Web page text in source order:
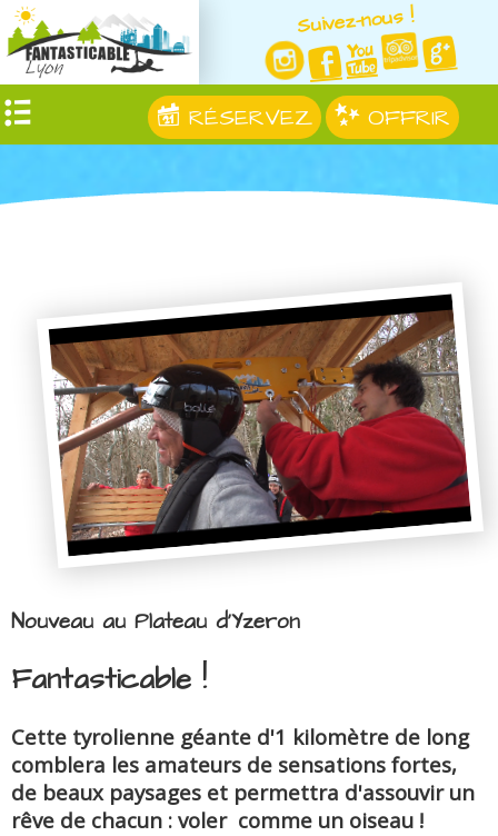
Suivez-nous !
RÉSERVEZ OFFRIR
Nouveau au Plateau d'Yzeron
Fantasticable !
Cette tyrolienne géante d'1 kilomètre de long
comblera les amateurs de sensations fortes,
de beaux paysages et permettra d'assouvir un
rêve de chacun : voler comme un oiseau !